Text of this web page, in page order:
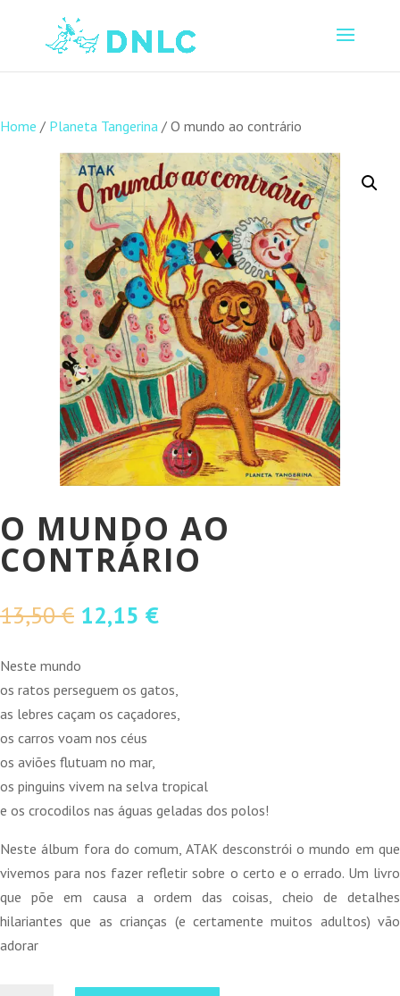
Home / Planeta Tangerina / O mundo ao contrário
O MUNDO AO
CONTRÁRIO
13,50€ O
original
era:
13,50 €.
12,15 €O
é:
12,15 €.
Neste mundo
os ratos perseguem os gatos,
as lebres caçam os caçadores,
os carros voam nos céus
os aviões flutuam no mar,
os pinguins vivem na selva tropical
e os crocodilos nas águas geladas dos polos!
Neste álbum fora do comum, ATAK desconstrói o mundo em que
vivemos para nos fazer refletir sobre o certo e o errado. Um livro
que põe em causa a ordem das coisas, cheio de detalhes
hilariantes que as crianças (e certamente muitos adultos) vão
adorar